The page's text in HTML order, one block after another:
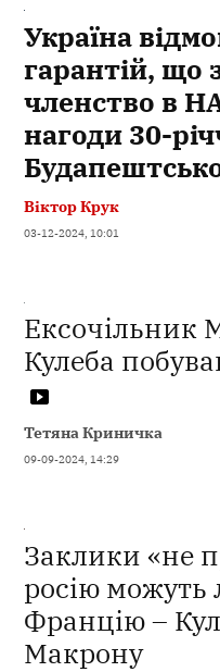
Україна
гарантій, що
членство в
нагоди 30-
Віктор Крук
03-12-2024, 10:01
Ексочільник
Кулеба
Тетяна Криничка
09-09-2024, 14:29
Заклики «не
росію
Францію –
Макрону